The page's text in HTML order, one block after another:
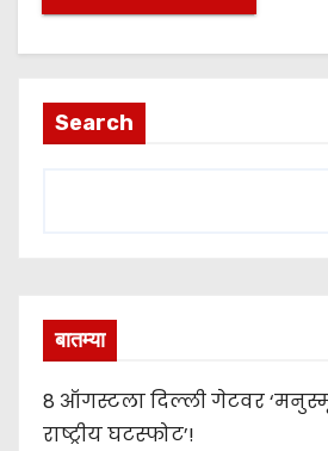
Search
बातम्या
8 ऑगस्टला दिल्ली गेटवर
राष्ट्रीय घटस्फोट’!